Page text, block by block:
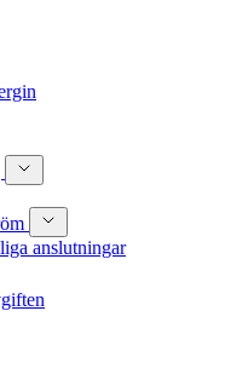
anslutningar